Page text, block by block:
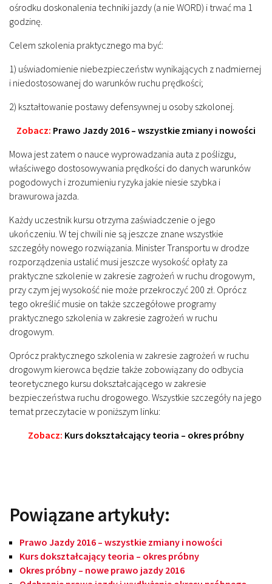
ośrodku doskonalenia techniki jazdy (a nie WORD) i trwać ma 1
godzinę.
Celem szkolenia praktycznego ma być:
1) uświadomienie niebezpieczeństw wynikających z nadmiernej
i niedostosowanej do warunków ruchu prędkości;
2) kształtowanie postawy defensywnej u osoby szkolonej.
Zobacz: Prawo Jazdy 2016 – wszystkie zmiany i nowości
Mowa jest zatem o nauce wyprowadzania auta z poślizgu,
właściwego dostosowywania prędkości do danych warunków
pogodowych i zrozumieniu ryzyka jakie niesie szybka i
brawurowa jazda.
Każdy uczestnik kursu otrzyma zaświadczenie o jego
ukończeniu. W tej chwili nie są jeszcze znane wszystkie
szczegóły nowego rozwiązania. Minister Transportu w drodze
rozporządzenia ustalić musi jeszcze wysokość opłaty za
praktyczne szkolenie w zakresie zagrożeń w ruchu drogowym,
przy czym jej wysokość nie może przekroczyć 200 zł. Oprócz
tego określić musie on także szczegółowe programy
praktycznego szkolenia w zakresie zagrożeń w ruchu
drogowym.
Oprócz praktycznego szkolenia w zakresie zagrożeń w ruchu
drogowym kierowca będzie także zobowiązany do odbycia
teoretycznego kursu dokształcającego w zakresie
bezpieczeństwa ruchu drogowego. Wszystkie szczegóły na jego
temat przeczytacie w poniższym linku:
Zobacz: Kurs dokształcający teoria – okres próbny
Powiązane artykuły:
Prawo Jazdy 2016 – wszystkie zmiany i nowości
Kurs dokształcający teoria – okres próbny
Okres próbny – nowe prawo jazdy 2016